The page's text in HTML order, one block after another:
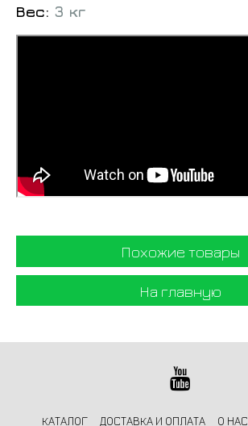
Вес: 3 кг
Похожие товары
На главную
КАТАЛОГ ДОСТАВКА И ОПЛАТА О НАС